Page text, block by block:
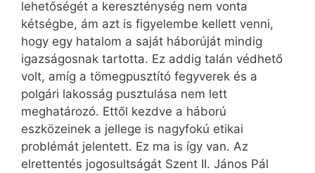
lehetőségét a kereszténység nem vonta
kétségbe, ám azt is figyelembe kellett venni,
hogy egy hatalom a saját háborúját mindig
igazságosnak tartotta. Ez addig talán védhető
volt, amíg a tömegpusztító fegyverek és a
polgári lakosság pusztulása nem lett
meghatározó. Ettől kezdve a háború
eszközeinek a jellege is nagyfokú etikai
problémát jelentett. Ez ma is így van. Az
elrettentés jogosultságát Szent II. János Pál